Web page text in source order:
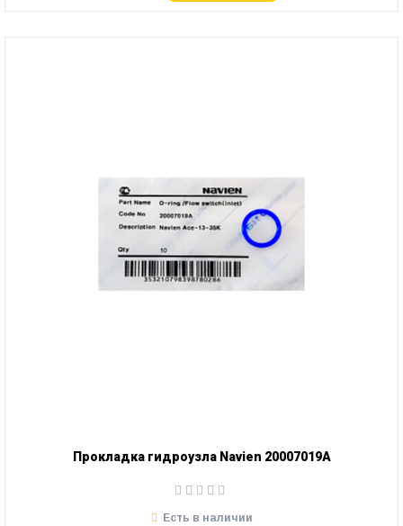
Прокладка гидроузла Navien 20007019A
Есть в наличии